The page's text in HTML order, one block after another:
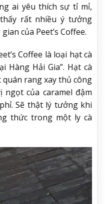
ai yêu thích sự tỉ mỉ,
rất nhiều ý tưởng
của Peet’s Coffee.
Coffee là loại hạt cà
Hàng Hải Gia”. Hạt cà
quán rang xay thủ công
của caramel đậm
Sẽ thật lý tưởng khi
thức trong một ly cà